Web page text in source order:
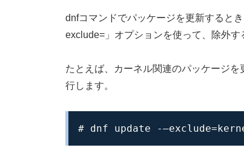
dnfコマンドでパッケージを更新すると
exclude=」オプションを使って、除外す
たとえば、カーネル関連のパッケージ
行します。
# dnf update -